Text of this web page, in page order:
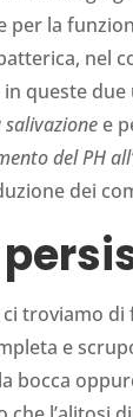
per la
nel
in queste
e
del PH
dei
ci troviamo
e
bocca